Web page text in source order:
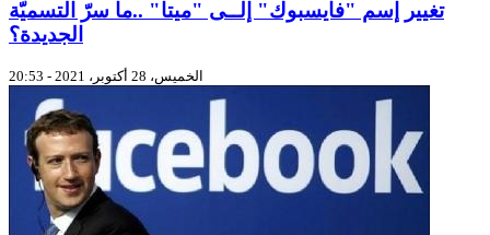
تغيير إسم "فايسبوك" إلــى "ميتا" ..ما سرّ التسميّة
الجديدة؟
الخميس، 28 أكتوبر، 2021 - 20:53